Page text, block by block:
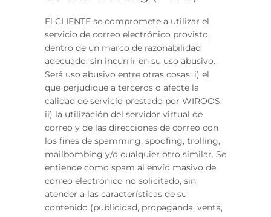
El CLIENTE se compromete a utilizar el
servicio de correo electrónico provisto,
dentro de un marco de razonabilidad
adecuado, sin incurrir en su uso abusivo.
Será uso abusivo entre otras cosas: i) el
que perjudique a terceros o afecte la
calidad de servicio prestado por WIROOS;
ii) la utilización del servidor virtual de
correo y de las direcciones de correo con
los fines de spamming, spoofing, trolling,
mailbombing y/o cualquier otro similar. Se
entiende como spam al envío masivo de
correo electrónico no solicitado, sin
atender a las características de su
contenido (publicidad, propaganda, venta,